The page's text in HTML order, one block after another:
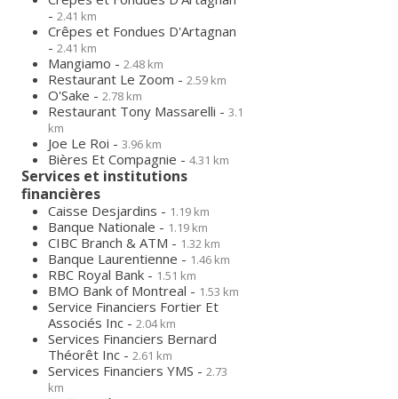
- 2.41 km
Crêpes et Fondues D'Artagnan
- 2.41 km
Mangiamo - 2.48 km
Restaurant Le Zoom - 2.59 km
O'Sake - 2.78 km
Restaurant Tony Massarelli - 3.1
km
Joe Le Roi - 3.96 km
Bières Et Compagnie - 4.31 km
Services et institutions
financières
Caisse Desjardins - 1.19 km
Banque Nationale - 1.19 km
CIBC Branch & ATM - 1.32 km
Banque Laurentienne - 1.46 km
RBC Royal Bank - 1.51 km
BMO Bank of Montreal - 1.53 km
Service Financiers Fortier Et
Associés Inc - 2.04 km
Services Financiers Bernard
Théorêt Inc - 2.61 km
Services Financiers YMS - 2.73
km